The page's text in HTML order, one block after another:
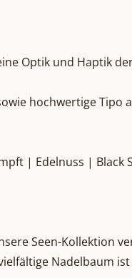
Optik und Haptik
hochwertige Tipo
| Edelnuss | Black
Seen-Kollektion
Nadelbaum